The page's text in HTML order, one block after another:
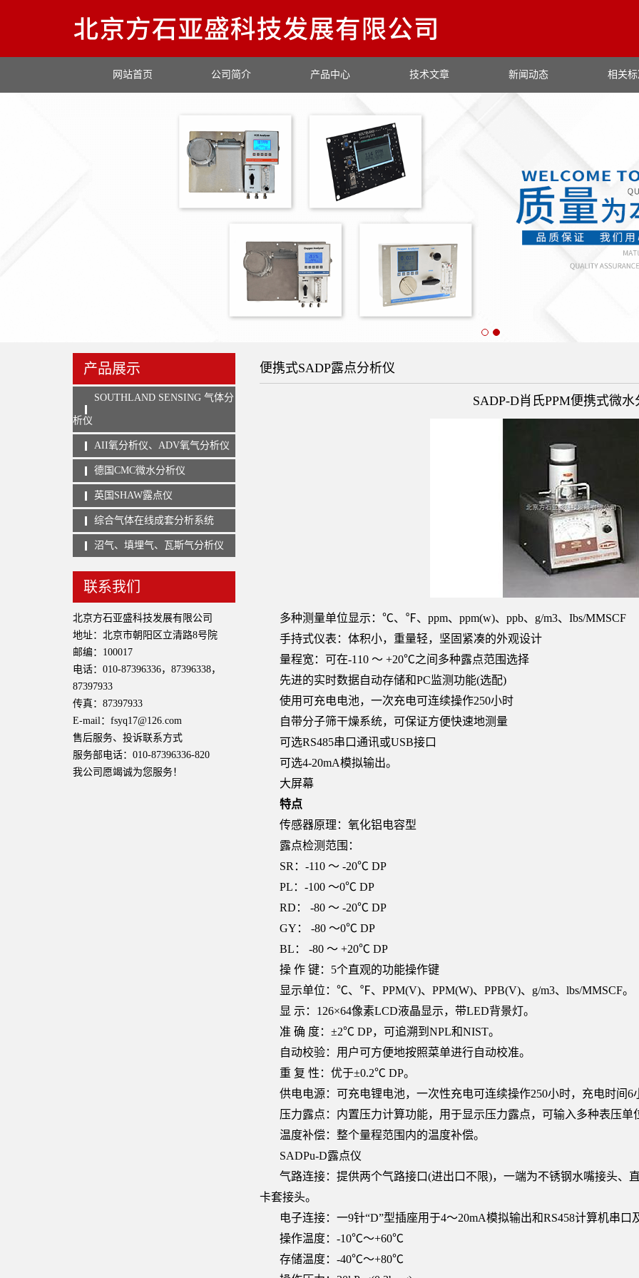
网站首页 公司简介 产品中心 技术文章 新闻动态 相关标
产品展示
SOUTHLAND SENSING 气体分
析仪
AII氧分析仪、ADV氧气分析仪
德国CMC微水分析仪
英国SHAW露点仪
综合气体在线成套分析系统
沼气、填埋气、瓦斯气分析仪
联系我们
北京方石亚盛科技发展有限公司
地址：北京市朝阳区立清路8号院
邮编：100017
电话：010-87396336，87396338，
87397933
传真：87397933
E-mail：fsyq17@126.com
售后服务、投诉联系方式
服务部电话：010-87396336-820
我公司愿竭诚为您服务！
便携式SADP露点分析仪
SADP-D肖氏PPM便携式微水
多种测量单位显示：℃、℉、ppm、ppm(w)、ppb、g/m3、Ibs/MMSCF
手持式仪表：体积小，重量轻，坚固紧凑的外观设计
量程宽：可在-110 ～ +20℃之间多种露点范围选择
先进的实时数据自动存储和PC监测功能(选配)
使用可充电电池，一次充电可连续操作250小时
自带分子筛干燥系统，可保证方便快速地测量
可选RS485串口通讯或USB接口
可选4-20mA模拟输出。
大屏幕
特点
传感器原理：氧化铝电容型
露点检测范围：
SR：-110 ～ -20℃ DP
PL：-100 ～0℃ DP
RD： -80 ～ -20℃ DP
GY： -80 ～0℃ DP
BL： -80 ～ +20℃ DP
操 作 键：5个直观的功能操作键
显示单位：℃、℉、PPM(V)、PPM(W)、PPB(V)、g/m3、lbs/MMSCF。
显 示：126×64像素LCD液晶显示，带LED背景灯。
准 确 度：±2℃ DP，可追溯到NPL和NIST。
自动校验：用户可方便地按照菜单进行自动校准。
重 复 性：优于±0.2℃ DP。
供电电源：可充电锂电池，一次性充电可连续操作250小时，充电时间6
压力露点：内置压力计算功能，用于显示压力露点，可输入多种表压单
温度补偿：整个量程范围内的温度补偿。
SADPu-D露点仪
气路连接：提供两个气路接口(进出口不限)，一端为不锈钢水嘴接头、
卡套接头。
电子连接：一9针“D”型插座用于4～20mA模拟输出和RS458计算机串
操作温度：-10℃～+60℃
存储温度：-40℃～+80℃